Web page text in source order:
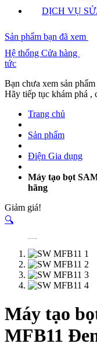
DỊCH VỤ
Sản phẩm bạn đã xem
Hệ thống Cửa hàng
tức
Bạn chưa xem sản phẩm
Hãy tiếp tục khám phá ,
Trang chủ
Sản phẩm
Điện Gia dụng
Máy tạo bọt
hãng
Giảm giá!
🔍
Máy tạo
MFB11